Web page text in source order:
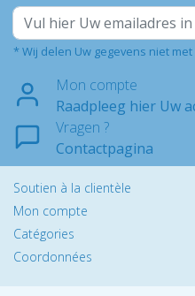
* Wij delen Uw gegevens niet
Mon compte
Raadpleeg hier Uw
Vragen ?
Contactpagina
Soutien à la clientèle
Mon compte
Catégories
Coordonnées